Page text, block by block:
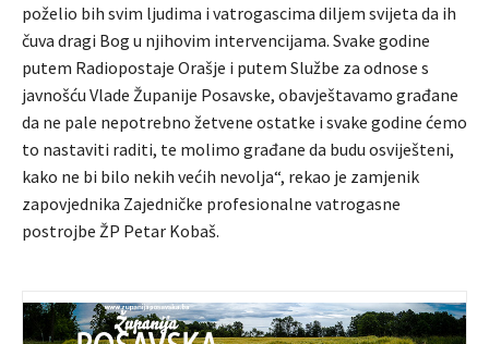
poželio bih svim ljudima i vatrogascima diljem svijeta da ih
čuva dragi Bog u njihovim intervencijama. Svake godine
putem Radiopostaje Orašje i putem Službe za odnose s
javnošću Vlade Županije Posavske, obavještavamo građane
da ne pale nepotrebno žetvene ostatke i svake godine ćemo
to nastaviti raditi, te molimo građane da budu osviješteni,
kako ne bi bilo nekih većih nevolja“, rekao je zamjenik
zapovjednika Zajedničke profesionalne vatrogasne
postrojbe ŽP Petar Kobaš.